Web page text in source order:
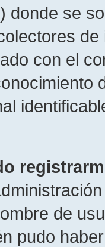
donde se
con el
de
pudo